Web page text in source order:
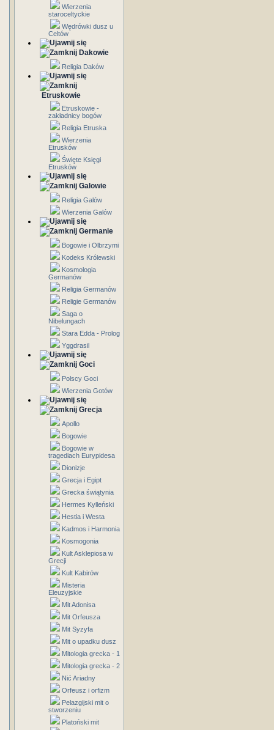
Wierzenia
staroceltyckie
Wędrówki dusz u
Celtów
Dakowie
Religia Daków
Etruskowie
Etruskowie -
zakładnicy bogów
Religia Etruska
Wierzenia
Etrusków
Święte Księgi
Etrusków
Galowie
Religia Galów
Wierzenia Galów
Germanie
Bogowie i Olbrzymi
Kodeks Królewski
Kosmologia
Germanów
Religia Germanów
Religie Germanów
Saga o
Nibelungach
Stara Edda - Prolog
Yggdrasil
Goci
Polscy Goci
Wierzenia Gotów
Grecja
Apollo
Bogowie
Bogowie w
tragediach Eurypidesa
Dionizje
Grecja i Egipt
Grecka świątynia
Hermes Kylleński
Hestia i Westa
Kadmos i Harmonia
Kosmogonia
Kult Asklepiosa w
Grecji
Kult Kabirów
Misteria
Eleuzyjskie
Mit Adonisa
Mit Orfeusza
Mit Syzyfa
Mit o upadku dusz
Mitologia grecka - 1
Mitologia grecka - 2
Nić Ariadny
Orfeusz i orfizm
Pelazgijski mit o
stworzeniu
Platoński mit